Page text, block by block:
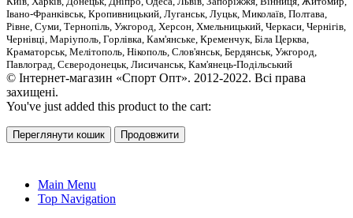
Івано-Франківськ, Кропивницький, Луганськ, Луцьк, Миколаїв, Полтава,
Рівне, Суми, Тернопіль, Ужгород, Херсон, Хмельницький, Черкаси, Чернігів,
Чернівці, Маріуполь, Горлівка, Кам'янське, Кременчук, Біла Церква,
Краматорськ, Мелітополь, Нікополь, Слов'янськ, Бердянськ, Ужгород,
Павлоград, Сєверодонецьк, Лисичанськ, Кам'янець-Подільський
© Інтернет-магазин «Спорт Опт». 2012-2022. Всі права
захищені.
You've just added this product to the cart:
Переглянути кошик Продовжити
Main Menu
Top Navigation